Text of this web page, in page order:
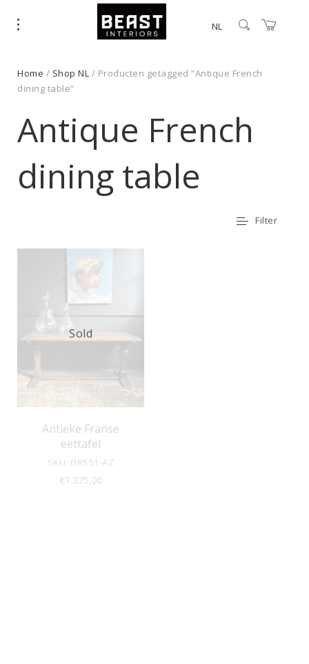
NL
Home / Shop NL / Producten getagged “Antique French
dining table”
Antique French
dining table
Filter
Antieke Franse
eettafel
SKU: DRS51-AZ
€1.375,00
Sold